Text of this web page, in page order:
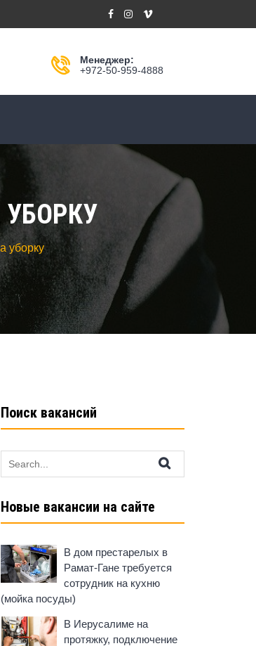
Менеджер:
+972-50-959-4888
уборку
Поиск вакансий
for:
Новые вакансии на сайте
В дом престарелых в
Рамат-Гане требуется
сотрудник на кухню
(мойка посуды)
В Иерусалиме на
протяжку, подключение